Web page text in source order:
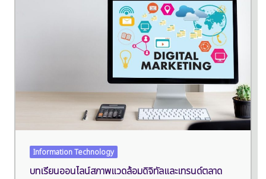
Information Technology
บทเรียนออนไลน์สภาพแวดล้อมดิจิทัลและเทรนด์ตลาด